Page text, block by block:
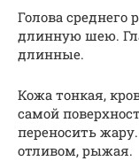
Голова среднего
длинную шею.
длинные.
Кожа тонкая,
самой
переносить
отливом, рыжая.